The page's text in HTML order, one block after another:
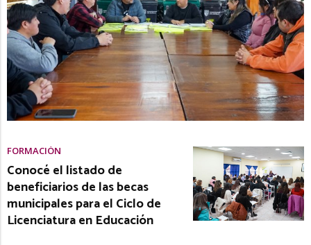
FORMACIÓN
Conocé el listado de
beneficiarios de las becas
municipales para el Ciclo de
Licenciatura en Educación